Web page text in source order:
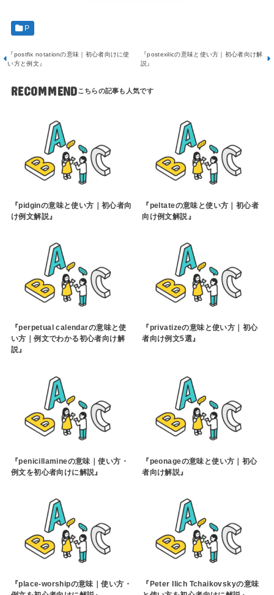
P
『postfix notationの意味｜初心者向けに使
い方と例文』
『postexilicの意味と使い方｜初心者向け解
説』
RECOMMEND
『pidginの意味と使い方｜初心者向
け例文解説』
『peltateの意味と使い方｜初心者
向け例文解説』
『perpetual calendarの意味と使
い方｜例文でわかる初心者向け解
説』
『privatizeの意味と使い方｜初心
者向け例文5選』
『penicillamineの意味｜使い方・
例文を初心者向けに解説』
『peonageの意味と使い方｜初心
者向け解説』
『place-worshipの意味｜使い方・
『Peter Ilich Tchaikovskyの意味